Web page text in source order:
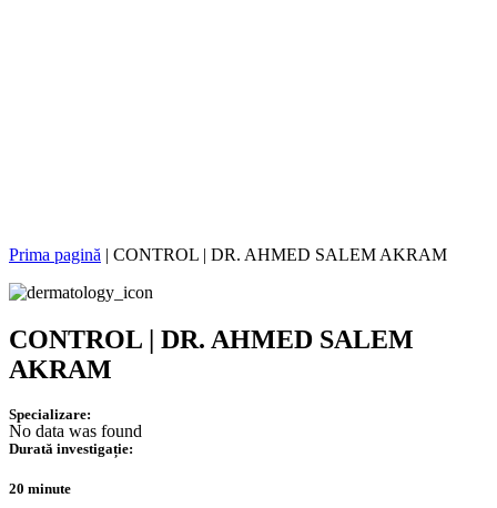
Prima pagină | CONTROL | DR. AHMED SALEM AKRAM
CONTROL | DR. AHMED SALEM
AKRAM
Specializare:
No data was found
Durată investigație:
20 minute